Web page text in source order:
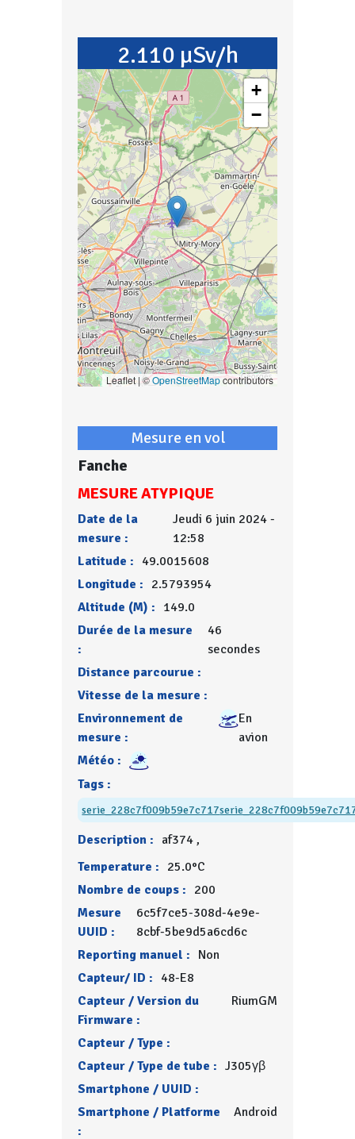
2.110 µSv/h
+
−
Leaflet | ©OpenStreetMapcontributors
Mesure en vol
Fanche
MESURE ATYPIQUE
Date de la
mesure :
Jeudi 6 juin 2024 -
12:58
Latitude : 49.0015608
Longitude : 2.5793954
Altitude (M) : 149.0
Durée de la mesure
:
46
secondes
Distance parcourue :
Vitesse de la mesure :
Environnement de
mesure :
En
avion
Météo :
Tags :
serie_228c7f009b59e7c717
Description : af374 ,
Temperature : 25.0°C
Nombre de coups : 200
Mesure
UUID :
6c5f7ce5-308d-4e9e-
8cbf-5be9d5a6cd6c
Reporting manuel : Non
Capteur/ ID : 48-E8
Capteur / Version du
Firmware :
RiumGM
Capteur / Type :
Capteur / Type de tube : J305γβ
Smartphone / UUID :
Smartphone / Platforme
:
Android